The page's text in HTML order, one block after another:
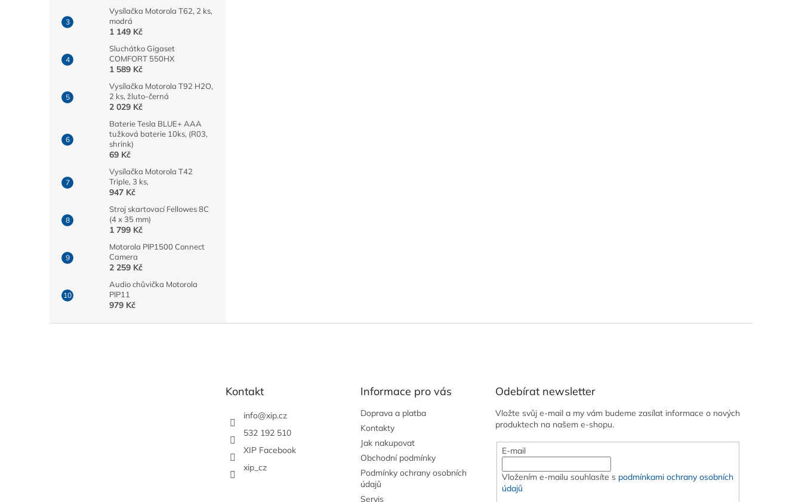
Vysílačka Motorola T62, 2 ks,
modrá
1 149 Kč
Sluchátko Gigaset
COMFORT 550HX
1 589 Kč
Vysílačka Motorola T92 H2O,
2 ks, žluto-černá
2 029 Kč
Baterie Tesla BLUE+ AAA
tužková baterie 10ks, (R03,
shrink)
69 Kč
Vysílačka Motorola T42
Triple, 3 ks,
947 Kč
Stroj skartovací Fellowes 8C
(4 x 35 mm)
1 799 Kč
Motorola PIP1500 Connect
Camera
2 259 Kč
Audio chůvička Motorola
PIP11
979 Kč
Kontakt
info@xip.cz
532 192 510
XIP Facebook
xip_cz
Informace pro vás
Doprava a platba
Kontakty
Jak nakupovat
Obchodní podmínky
Podmínky ochrany osobních
údajů
Servis
Odebírat newsletter
Vložte svůj e-mail a my vám budeme zasílat informace o nových
produktech na našem e-shopu.
E-mail
Vložením e-mailu souhlasíte s podmínkami ochrany osobních
údajů